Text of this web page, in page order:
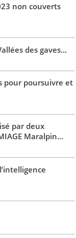
non couverts
des gaves...
pour poursuivre et
par deux
Maralpin...